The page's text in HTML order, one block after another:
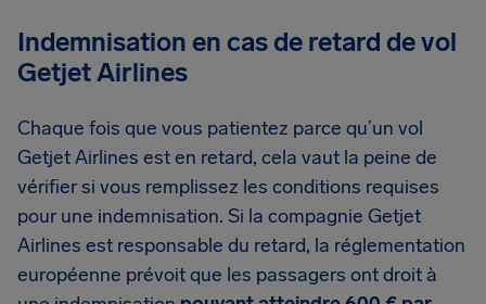
Indemnisation en cas de retard de vol
Getjet Airlines
Chaque fois que vous patientez parce qu’un vol
Getjet Airlines est en retard, cela vaut la peine de
vérifier si vous remplissez les conditions requises
pour une indemnisation. Si la compagnie Getjet
Airlines est responsable du retard, la réglementation
européenne prévoit que les passagers ont droit à